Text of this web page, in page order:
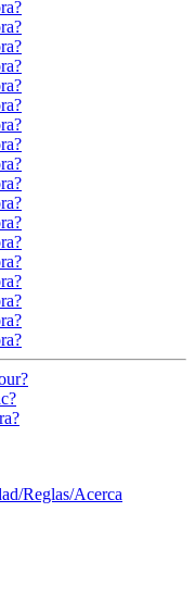
/Reglas/Acerca